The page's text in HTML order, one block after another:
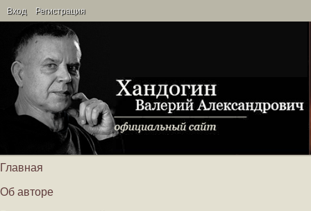
Вход Регистрация
Главная
Об авторе